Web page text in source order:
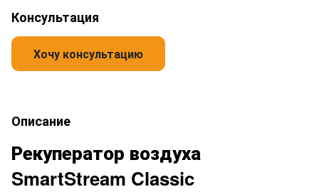
Консультация
Описание
Рекуператор воздуха
SmartStream Classic